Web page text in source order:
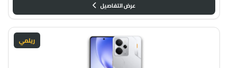
عرض التفاصيل
ريلمي